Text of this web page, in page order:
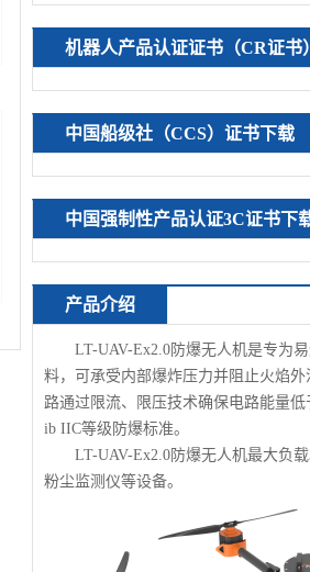
机器人产品认证证书（CR证书
中国船级社（CCS）证书下载
中国强制性产品认证3C证书下
产品介绍
LT-UAV-Ex2.0防爆无人机是专为
料，可承受内部爆炸压力并阻止火焰
路通过限流、限压技术确保电路能量
ib IIC等级防爆标准。
LT-UAV-Ex2.0防爆无人机最大负
粉尘监测仪等设备。